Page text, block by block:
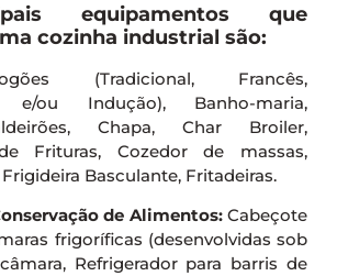
equipamentos que
cozinha industrial são:
(Tradicional, Francês,
e/ou Indução), Banho-maria,
Chapa, Char Broiler,
Frituras, Cozedor de massas,
Basculante, Fritadeiras.
de Alimentos:Cabeçote
frigoríficas (desenvolvidas sob
Refrigerador para barris de